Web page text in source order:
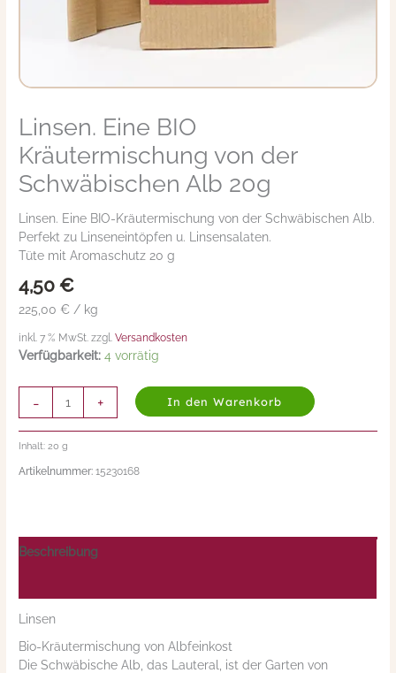
Linsen. Eine BIO
Kräutermischung von der
Schwäbischen Alb 20g
Linsen. Eine BIO-Kräutermischung von der Schwäbischen Alb.
Perfekt zu Linseneintöpfen u. Linsensalaten.
Tüte mit Aromaschutz 20 g
4,50€
225,00 € / kg
inkl. 7 % MwSt. zzgl.Versandkosten
Verfügbarkeit: 4 vorrätig
-
Linsen.
Eine
BIO
Kräutermischung
von
der
Schwäbischen
Alb
Menge
+ In den Warenkorb
Inhalt: 20g
Artikelnummer:15230168
Beschreibung
Linsen
Bio-Kräutermischung von Albfeinkost
Die Schwäbische Alb, das Lauteral, ist der Garten von